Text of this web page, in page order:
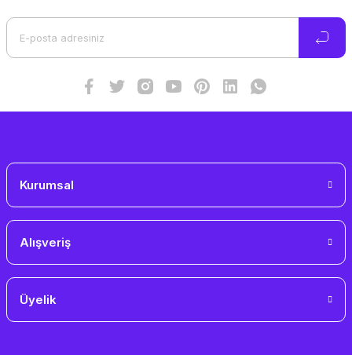
Kurumsal
Alışveriş
Üyelik